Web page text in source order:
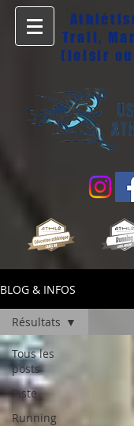
Trail,
(loisir
BLOG & INFOS
Tous les
posts
Piste
Running
Résultats